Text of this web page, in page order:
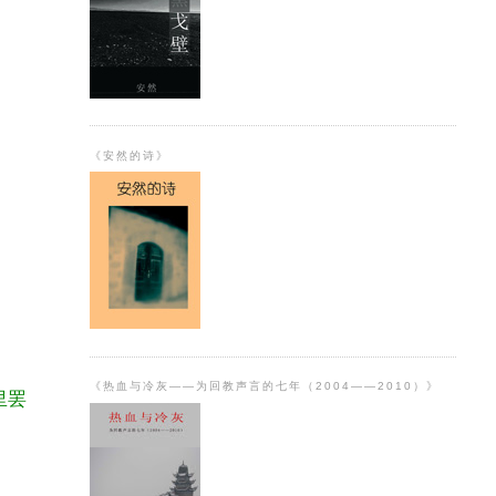
罢
《安然的诗》
《热血与冷灰——为回教声言的七年（2004——2010）》